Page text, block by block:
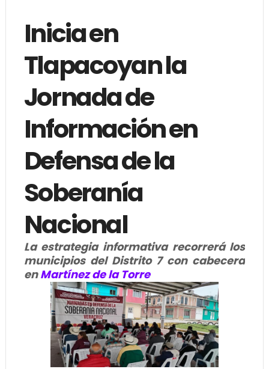
Inicia en
Tlapacoyan la
Jornada de
Información en
Defensa de la
Soberanía
Nacional
La estrategia informativa recorrerá los
municipios del Distrito 7 con cabecera
enMartínez de la Torre